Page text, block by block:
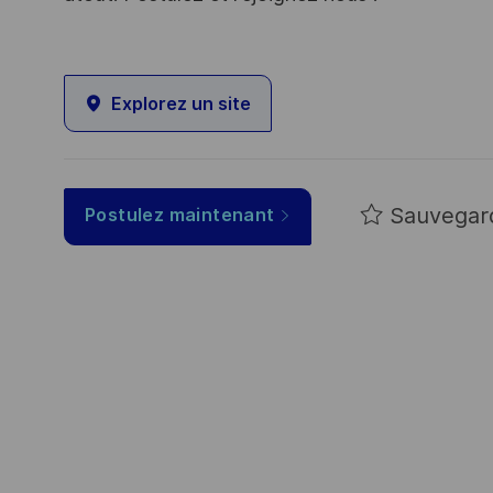
Explorez un site
Postulez maintenant